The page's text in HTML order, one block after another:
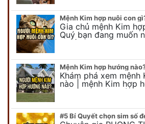
Gia chủ mệnh Kim
Quý bạn đang muốn
muốn chọn một con
Duy…
Khám phá xem mệnh
nào | mệnh Kim hợp
mệnh Kim kê giường